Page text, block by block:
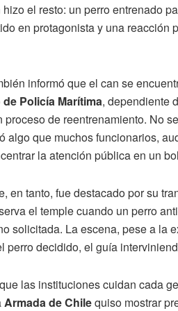
el resto: un perro entrenado
en protagonista y una reacción
informó que el can se
Policía Marítima, dependiente
proceso de reentrenamiento. No
algo que muchos funcionarios,
la atención pública en un
en tanto, fue destacado por su
el temple cuando un perro
solicitada. La escena, pese a la
perro decidido, el guía
las instituciones cuidan cada
Armada de Chilequiso mostrar